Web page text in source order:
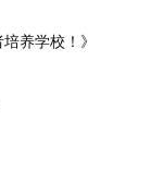
养学校！》